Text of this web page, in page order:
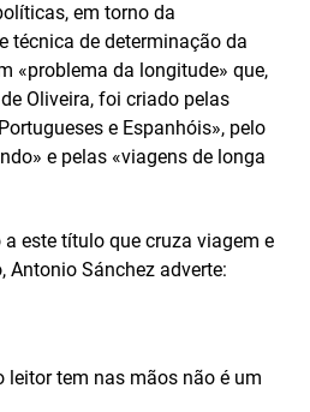
em torno da
técnica de determinação da
«problema da longitude» que,
Oliveira, foi criado pelas
e Espanhóis», pelo
e pelas «viagens de longa
este título que cruza viagem e
Sánchez adverte:
leitor tem nas mãos não é um